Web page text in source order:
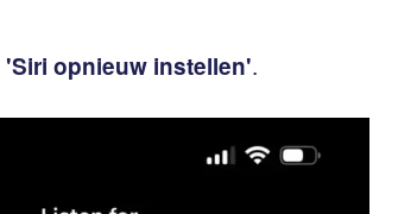
'Siri opnieuw instellen'.